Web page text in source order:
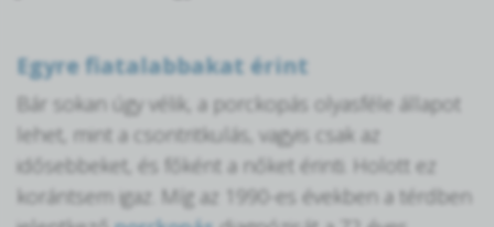
Egyre fiatalabbakat érint
Bár sokan úgy vélik, a porckopás olyasféle állapot
lehet, mint a csontritkulás, vagyis csak az
idősebbeket, és főként a nőket érinti. Holott ez
korántsem igaz. Míg az 1990-es években a térdben